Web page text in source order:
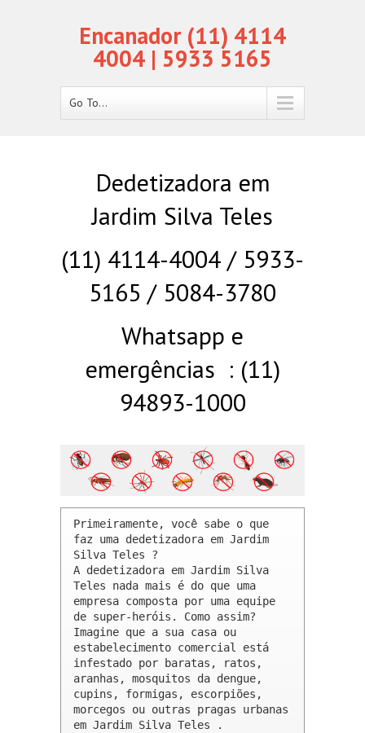
Encanador (11) 4114
4004 | 5933 5165
Go To...
Dedetizadora em
Jardim Silva Teles
(11) 4114-4004 / 5933-
5165 / 5084-3780
Whatsapp e
emergências : (11)
94893-1000
Primeiramente, você sabe o que
faz uma dedetizadora em Jardim
Silva Teles ?
A dedetizadora em Jardim Silva
Teles nada mais é do que uma
empresa composta por uma equipe
de super-heróis. Como assim?
Imagine que a sua casa ou
estabelecimento comercial está
infestado por baratas, ratos,
aranhas, mosquitos da dengue,
cupins, formigas, escorpiões,
morcegos ou outras pragas urbanas
em Jardim Silva Teles .